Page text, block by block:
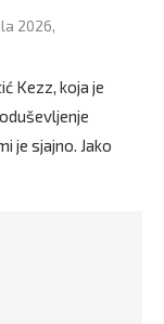
2026,
Kezz, koja je
je sjajno. Jako